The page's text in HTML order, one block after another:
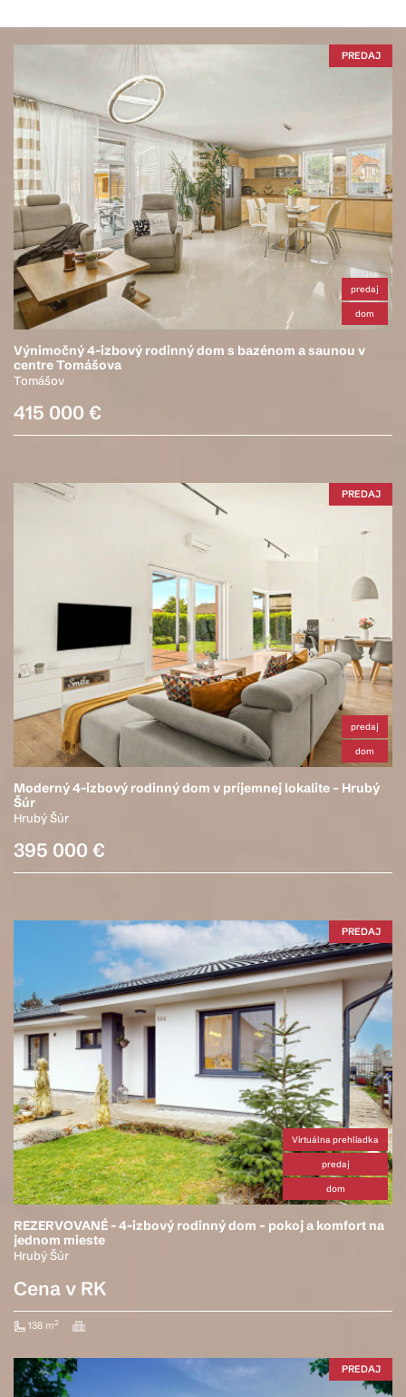
PREDAJ
predaj
dom
Výnimočný 4-izbový rodinný dom s bazénom a saunou v
centre Tomášova
Tomášov
415 000 €
PREDAJ
predaj
dom
Moderný 4-izbový rodinný dom v príjemnej lokalite – Hrubý
Šúr
Hrubý Šúr
395 000 €
PREDAJ
Virtuálna prehliadka
predaj
dom
REZERVOVANÉ - 4-izbový rodinný dom – pokoj a komfort na
jednom mieste
Hrubý Šúr
Cena v RK
138 m2
PREDAJ